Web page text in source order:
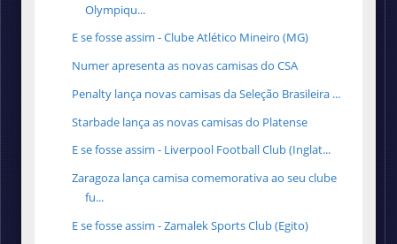
Olympiqu...
E se fosse assim - Clube Atlético Mineiro (MG)
Numer apresenta as novas camisas do CSA
Penalty lança novas camisas da Seleção Brasileira ...
Starbade lança as novas camisas do Platense
E se fosse assim - Liverpool Football Club (Inglat...
Zaragoza lança camisa comemorativa ao seu clube
fu...
E se fosse assim - Zamalek Sports Club (Egito)